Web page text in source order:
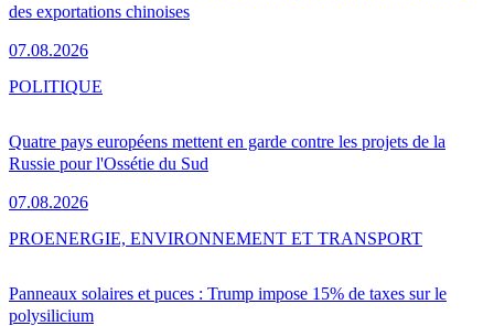
des exportations chinoises
07.08.2026
Quatre pays européens mettent en garde contre les projets de la
Russie pour l'Ossétie du Sud
07.08.2026
POLITIQUE
Panneaux solaires et puces : Trump impose 15% de taxes sur le
polysilicium
PROENERGIE, ENVIRONNEMENT ET TRANSPORT